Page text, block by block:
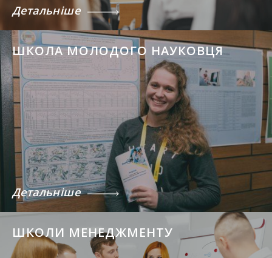
Детальніше
ШКОЛА МОЛОДОГО НАУКОВЦЯ
Детальніше
ШКОЛИ МЕНЕДЖМЕНТУ